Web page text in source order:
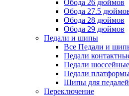
Обода 26 дюймов
Обода 27.5
Обода 28 дюймов
Обода 29 дюймов
Педали и шипы
Все Педали и
Педали
Педали шоссейные
Педали
Шипы для педалей
Переключение